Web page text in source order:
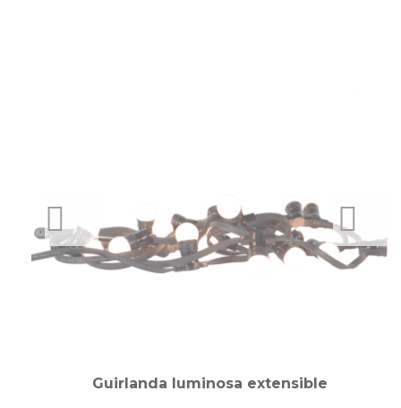
PREVIOUS
Guirlanda luminosa extensible